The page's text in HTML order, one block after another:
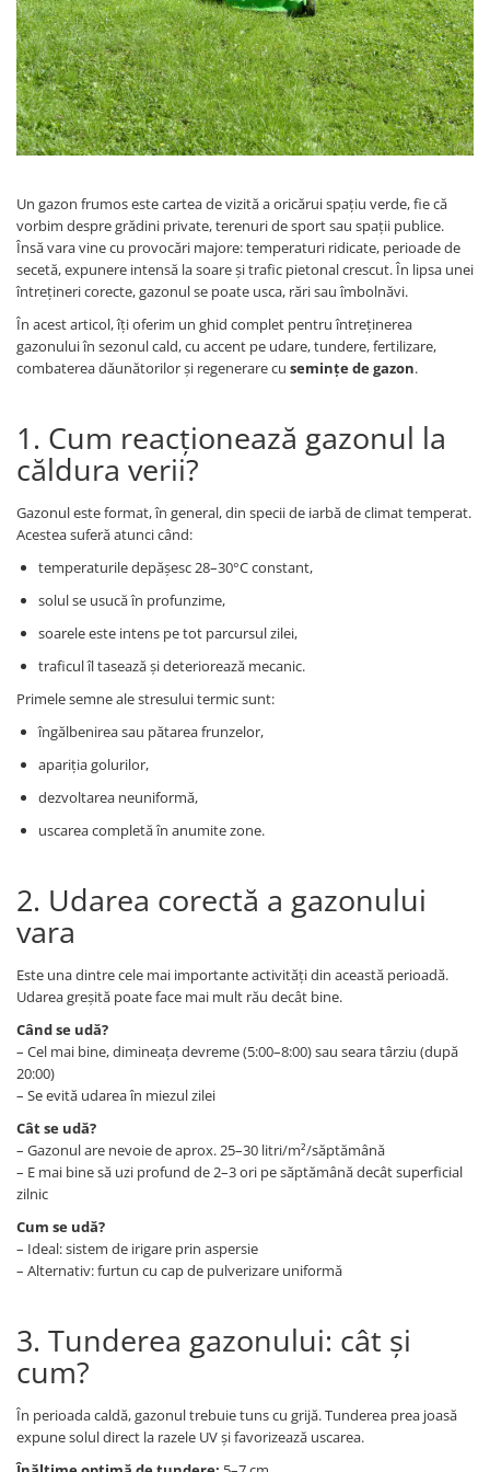
Seminte legume
Pepene
Plante medicinale
Seminte ardei
Seminte broccoli
Seminte castraveti
Seminte conopida
Seminte de Gulii
Seminte de Leustean
Seminte de Patrunjel
Seminte de praz
Seminte dovleac decorativ
Seminte mazare
Seminte morcovi
Seminte pastarnac
Seminte plante aromatice
Seminte ridichi
Seminte sfecla
Seminte telina
Seminte varza
Seminte Vinete
Seminte zucchini
Verdeturi
Seminte trifoi
Motofierastrau / Drujba
Pila motofierastrau / drujba
Plantator
Plasa de umbrire
Plase plante
Pompa de apa curata/murdara
Pompa de stropit
Raticide
Saci
Spray si intretinere
Vinificatie
Discuri motocoasa
Diverse
Feronerie si accesorii
Fierastraie manuale
Fire motocoasa
Gresor / Decalimetru
Hranitoare/ Adapatoare
Lama motofierastrau / drujba
Lant motofierastrau / drujba
Lubrifianti
Motocoasa si consumabile /
accesorii
Patent
Rulete masurat
Sape/ Cazmale/ Lopeti
Scule de mana
Scule electrice
Set chei combinate
Suruburi
Truse /set scule
Un gazon frumos este cartea de vizită a oricărui spațiu verde, fie că
vorbim despre grădini private, terenuri de sport sau spații publice.
Însă vara vine cu provocări majore: temperaturi ridicate, perioade de
secetă, expunere intensă la soare și trafic pietonal crescut. În lipsa unei
întrețineri corecte, gazonul se poate usca, rări sau îmbolnăvi.
În acest articol, îți oferim un ghid complet pentru întreținerea
gazonului în sezonul cald, cu accent pe udare, tundere, fertilizare,
combaterea dăunătorilor și regenerare cu semințe de gazon.
1. Cum reacționează gazonul la
căldura verii?
Gazonul este format, în general, din specii de iarbă de climat temperat.
Acestea suferă atunci când:
temperaturile depășesc 28–30°C constant,
solul se usucă în profunzime,
soarele este intens pe tot parcursul zilei,
traficul îl tasează și deteriorează mecanic.
Primele semne ale stresului termic sunt:
îngălbenirea sau pătarea frunzelor,
apariția golurilor,
dezvoltarea neuniformă,
uscarea completă în anumite zone.
2. Udarea corectă a gazonului
vara
Este una dintre cele mai importante activități din această perioadă.
Udarea greșită poate face mai mult rău decât bine.
Când se udă?
– Cel mai bine, dimineața devreme (5:00–8:00) sau seara târziu (după
20:00)
– Se evită udarea în miezul zilei
Cât se udă?
– Gazonul are nevoie de aprox. 25–30 litri/m²/săptămână
– E mai bine să uzi profund de 2–3 ori pe săptămână decât superficial
zilnic
Cum se udă?
– Ideal: sistem de irigare prin aspersie
– Alternativ: furtun cu cap de pulverizare uniformă
3. Tunderea gazonului: cât și
cum?
În perioada caldă, gazonul trebuie tuns cu grijă. Tunderea prea joasă
expune solul direct la razele UV și favorizează uscarea.